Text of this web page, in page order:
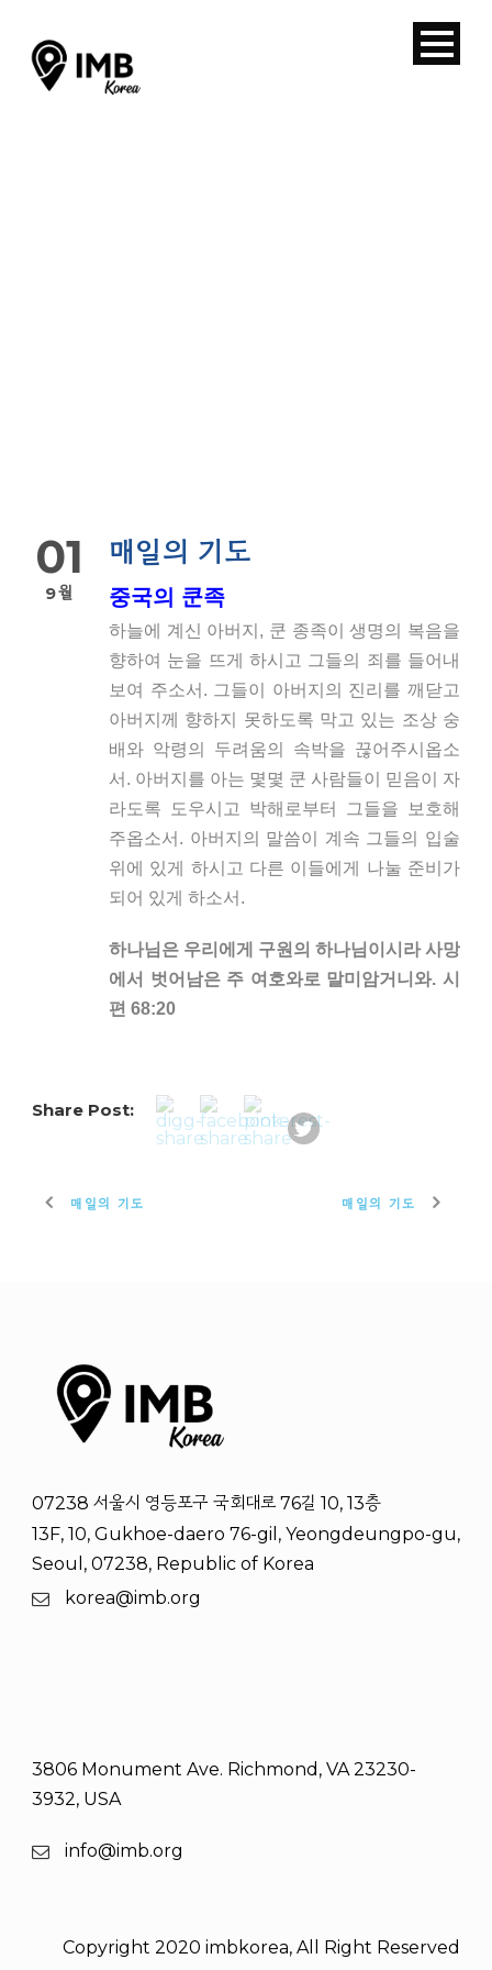
01
9월
매일의 기도
중국의 쿤족
하늘에 계신 아버지, 쿤 종족이 생명의 복음을
향하여 눈을 뜨게 하시고 그들의 죄를 들어내
보여 주소서. 그들이 아버지의 진리를 깨닫고
아버지께 향하지 못하도록 막고 있는 조상 숭
배와 악령의 두려움의 속박을 끊어주시옵소
서. 아버지를 아는 몇몇 쿤 사람들이 믿음이 자
라도록 도우시고 박해로부터 그들을 보호해
주옵소서. 아버지의 말씀이 계속 그들의 입술
위에 있게 하시고 다른 이들에게 나눌 준비가
되어 있게 하소서.
하나님은 우리에게 구원의 하나님이시라 사망
에서 벗어남은 주 여호와로 말미암거니와. 시
편 68:20
Share Post:
매일의 기도 매일의 기도
07238 서울시 영등포구 국회대로 76길 10, 13층
13F, 10, Gukhoe-daero 76-gil, Yeongdeungpo-gu,
Seoul, 07238, Republic of Korea
korea@imb.org
3806 Monument Ave. Richmond, VA 23230-
3932, USA
info@imb.org
Copyright 2020 imbkorea, All Right Reserved